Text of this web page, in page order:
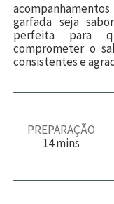
garfada seja
perfeita para
comprometer o
consistentes e
PREPARAÇÃO
14m
u
mins